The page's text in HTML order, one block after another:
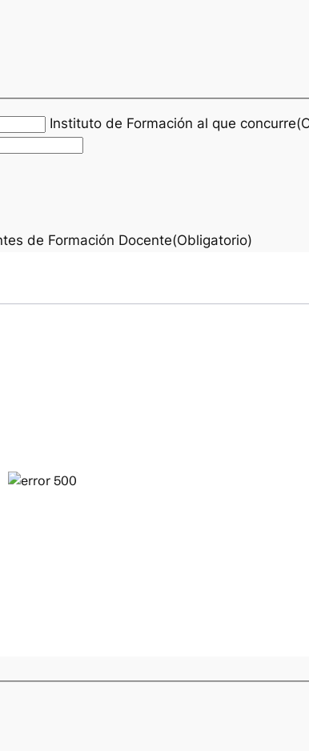
Instituto de Formación al que
de Formación Docente(Obligatorio)